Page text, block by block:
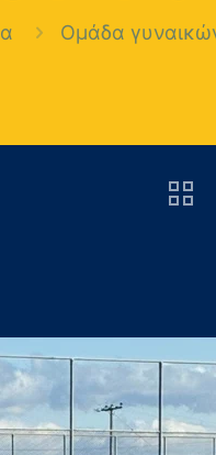
Ομάδα